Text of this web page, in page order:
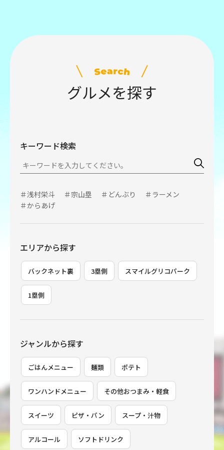
グルメを探す
キーワード検索
＃浅村栄斗 ＃宗山塁 ＃どんぶり
＃ラーメン
＃からあげ
エリアから探す
バックネット裏 3塁側 スマイルグリコパーク
1塁側
ジャンルから探す
ごはんメニュー 麺類 ポテト
ワンハンドメニュー その他おつまみ・軽食
スイーツ ピザ・パン スープ・汁物
アルコール ソフトドリンク